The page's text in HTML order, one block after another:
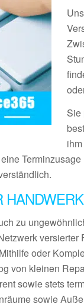
Sie
zu
versierter
oder
von kleinen
sowie stets
sowie